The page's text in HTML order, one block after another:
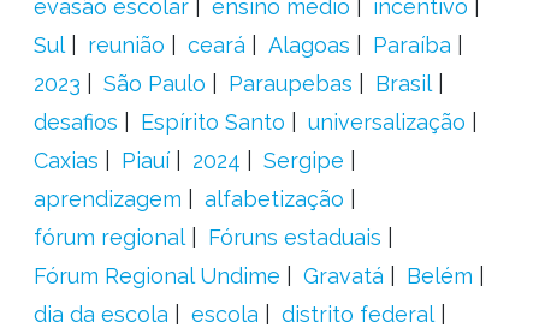
evasão escolar ensino médio
incentivo
Sul
reunião ceará Alagoas
Paraíba
2023
São Paulo Paraupebas
Brasil
desafios
Espírito Santo
universalização
Caxias
Piauí 2024
Sergipe
aprendizagem
alfabetização
fórum regional
Fóruns estaduais
Fórum Regional Undime
Gravatá
Belém
dia da escola
escola
distrito federal